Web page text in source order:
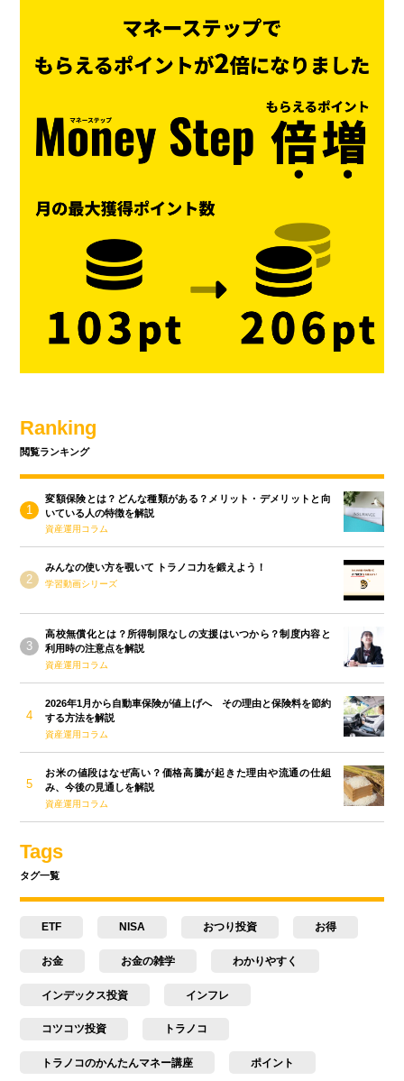
Ranking
閲覧ランキング
変額保険とは？どんな種類がある？メリット・デメリットと向
いている人の特徴を解説
資産運用コラム
みんなの使い方を覗いて トラノコ力を鍛えよう！
学習動画シリーズ
高校無償化とは？所得制限なしの支援はいつから？制度内容と
利用時の注意点を解説
資産運用コラム
2026年1月から自動車保険が値上げへ その理由と保険料を節約
する方法を解説
資産運用コラム
お米の値段はなぜ高い？価格高騰が起きた理由や流通の仕組
み、今後の見通しを解説
資産運用コラム
Tags
タグ一覧
ETF NISA おつり投資 お得
お金 お金の雑学 わかりやすく
インデックス投資 インフレ
コツコツ投資 トラノコ
トラノコのかんたんマネー講座 ポイント